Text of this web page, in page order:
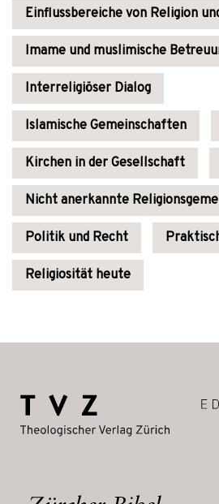
Einflussbereiche von Religion
Imame und muslimische
Interreligiöser Dialog
Islamische Gemeinschaften
Kirchen in der Gesellschaft
Nicht anerkannte
Politik und Recht
Religiosität heute